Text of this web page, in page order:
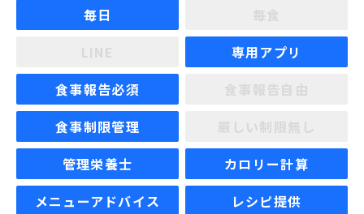
毎日
専用アプリ
食事報告必須
食事制限管理
管理栄養士
カロリー計算
メニューアドバイス
レシピ提供